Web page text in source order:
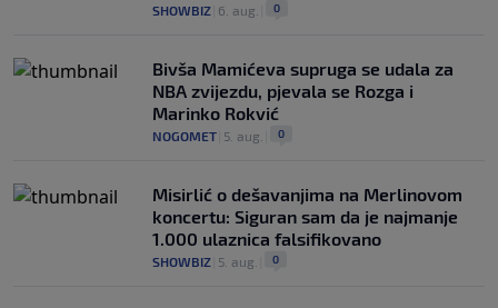
SHOWBIZ 6. aug. 0
Bivša Mamićeva supruga se udala za
NBA zvijezdu, pjevala se Rozga i
Marinko Rokvić
NOGOMET 5. aug. 0
Misirlić o dešavanjima na Merlinovom
koncertu: Siguran sam da je najmanje
1.000 ulaznica falsifikovano
SHOWBIZ 5. aug. 0